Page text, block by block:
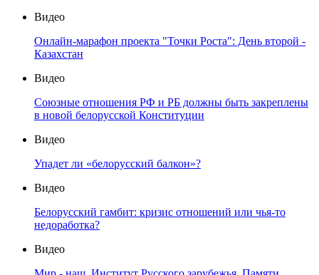
Видео
Онлайн-марафон проекта "Точки Роста": День второй -
Казахстан
Видео
Союзные отношения РФ и РБ должны быть закреплены
в новой белорусской Конституции
Видео
Упадет ли «белорусский балкон»?
Видео
Белорусский гамбит: кризис отношений или чья-то
недоработка?
Видео